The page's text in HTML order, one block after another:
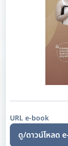
URL e-book
ดู/ดาวน์โหลด